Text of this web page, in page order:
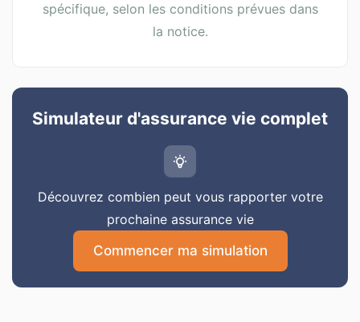
spécifique, selon les conditions prévues dans
la notice.
Simulateur d'assurance vie complet
Découvrez combien peut vous rapporter votre
prochaine assurance vie
Commencer ma simulation